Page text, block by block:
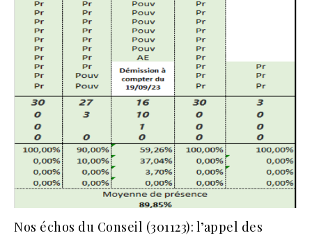
Nos échos du Conseil (301123): l’appel des